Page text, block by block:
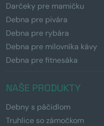
Darčeky pre mamičku
Debna pre pivára
Debna pre rybára
Debna pre milovníka kávy
Debna pre fitnesáka
NAŠE PRODUKTY
Debny s páčidlom
Truhlice so zámočkom